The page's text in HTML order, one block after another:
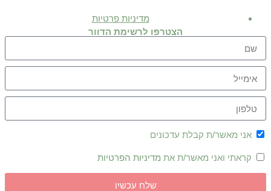
מדיניות פרטיות
הצטרפו לרשימת הדוור
אני מאשר/ת קבלת עדכונים
קראתי ואני מאשר/ת את מדיניות הפרטיות
שלח עכשיו